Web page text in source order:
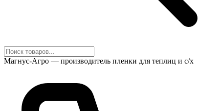
Магнус-Агро — производитель пленки для теплиц и с/х